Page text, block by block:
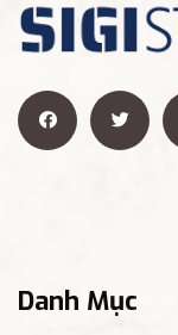
Danh Mục